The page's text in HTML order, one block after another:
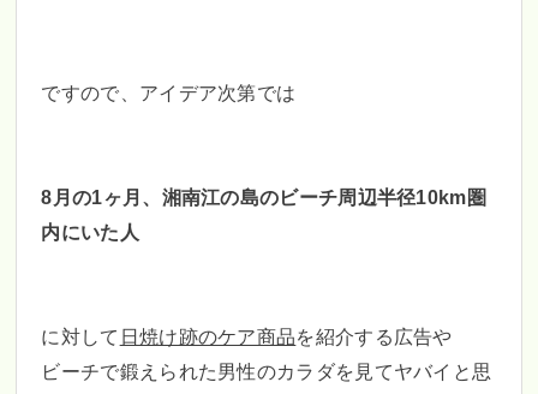
ですので、アイデア次第では
8月の1ヶ月、湘南江の島のビーチ周辺半径10km圏
内にいた人
に対して 日焼け跡のケア商品を紹介する広告や
ビーチで鍛えられた男性のカラダを見てヤバイと思